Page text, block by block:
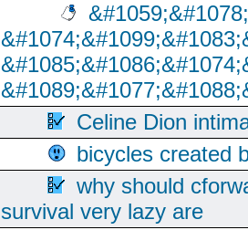
Celine Dion
bicycles created
why should
survival very lazy are